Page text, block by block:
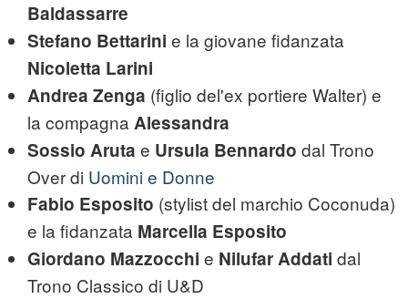
Baldassarre
Stefano Bettarini e la giovane fidanzata
Nicoletta Larini
Andrea Zenga (figlio del'ex portiere Walter) e
la compagna Alessandra
Sossio Aruta e Ursula Bennardo dal Trono
Over di Uomini e Donne
Fabio Esposito (stylist del marchio Coconuda)
e la fidanzata Marcella Esposito
Giordano Mazzocchi e Nilufar Addati dal
Trono Classico di U&D